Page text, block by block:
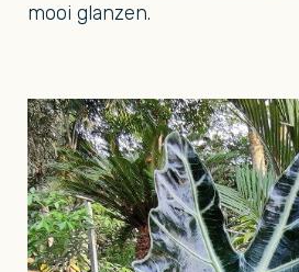
mooi glanzen.